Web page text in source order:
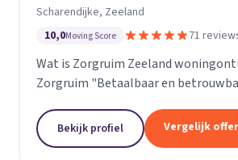
Scharendijke, Zeeland
10,0Moving Score 71
Wat is Zorgruim Zeeland
Zorgruim "Betaalbaar en
kleine verhuizingen.” Onze Kwaliteit
ongelofelijk...
Bekijk profiel Vergelijk